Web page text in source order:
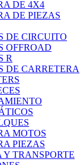
DE 4X4
DE PIEZAS
DE CIRCUITO
OFFROAD
R
DE CARRETERA
MOTOS
PIEZAS
Y TRANSPORTE